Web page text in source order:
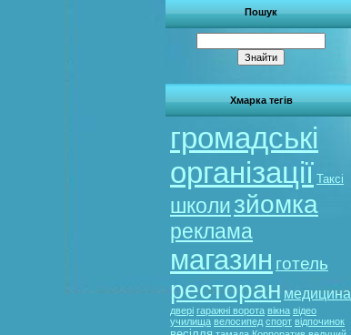
Пошук
Хмарка тегів
громадські
організації Таксі
школизйомка
реклама
магазин готель
ресторан медицина
двері гаражні ворота вікна відео
училища велосипед спорт відпочинок